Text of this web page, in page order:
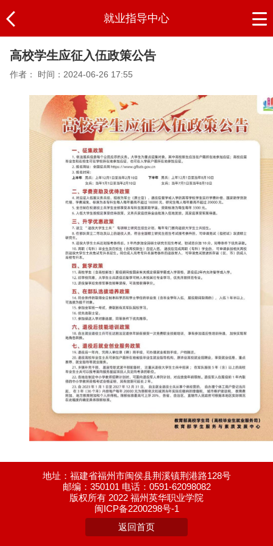
就业指导中心
高校学生应征入伍政策公告
作者： 时间：2024-06-26 17:55
地址：福建省福州市闽侯县荆溪镇荆港路128号
邮编：350101 电话：0591-62098082
版权所有 2022 福州英华职业学院
闽ICP备2200298号-1
返回首页